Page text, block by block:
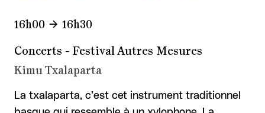
Concerts - Festival Autres Mesures
Kimu Txalaparta
16h00 16h30
La txalaparta, c’est cet instrument traditionnel